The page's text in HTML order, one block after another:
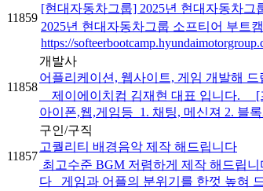
11859
[현대자동차그룹] 2025년 현대자동차그
2025년 현대자동차그룹 소프티어 부트
https://
11858
개발사
어플리케이션, 웹사이트, 게임 개발해
제이에이치컴 김재현 대표 입니다. [
아이폰,웹,게임등 ​ 1. 채팅, 메신져 2. 블
11857
구인/구직
고퀄리티 배경음악 제작 해드립니다
최고수준 BGM 저렴하게 제작 해드립
다 게임과 어플의 분위기를 한껏 높혀